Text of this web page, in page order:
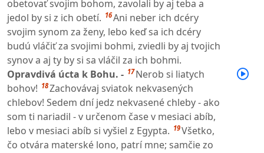
obetovať svojim bohom, zavolali by aj teba a
jedol by si z ich obetí. 16Ani neber ich dcéry
svojim synom za ženy, lebo keď sa ich dcéry
budú vláčiť za svojimi bohmi, zviedli by aj tvojich
synov a aj ty by si sa vláčil za ich bohmi.
Opravdivá úcta k Bohu. - 17 Nerob si liatych
bohov! 18Zachovávaj sviatok nekvasených
chlebov! Sedem dní jedz nekvasené chleby - ako
som ti nariadil - v určenom čase v mesiaci abíb,
lebo v mesiaci abíb si vyšiel z Egypta. 19Všetko,
čo otvára materské lono, patrí mne; samčie zo